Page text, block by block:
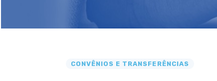
CONVÊNIOS E TRANSFERÊNCIAS